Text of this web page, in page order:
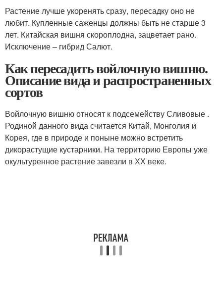
Растение лучше укоренять сразу, пересадку оно не
любит. Купленные саженцы должны быть не старше 3
лет. Китайская вишня скороплодна, зацветает рано.
Исключение – гибрид Салют.
Как пересадить войлочную вишню.
Описание вида и распространенных
сортов
Войлочную вишню относят к подсемейству Сливовые .
Родиной данного вида считается Китай, Монголия и
Корея, где в природе и поныне можно встретить
дикорастущие кустарники. На территорию Европы уже
окультуренное растение завезли в ХХ веке.